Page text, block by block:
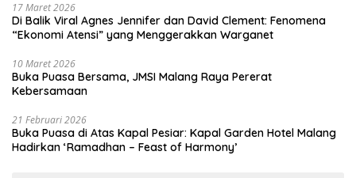
17 Maret 2026
Di Balik Viral Agnes Jennifer dan David Clement: Fenomena
“Ekonomi Atensi” yang Menggerakkan Warganet
10 Maret 2026
Buka Puasa Bersama, JMSI Malang Raya Pererat
Kebersamaan
21 Februari 2026
Buka Puasa di Atas Kapal Pesiar: Kapal Garden Hotel Malang
Hadirkan ‘Ramadhan – Feast of Harmony’